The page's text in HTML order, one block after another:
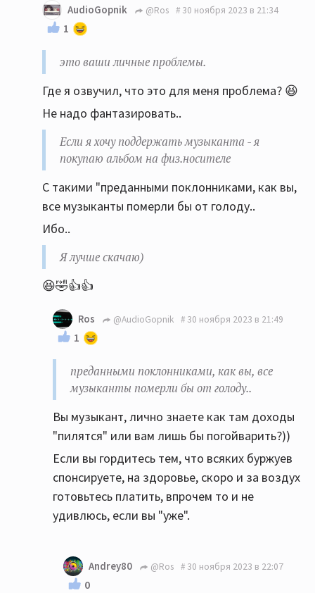
Действительно, зачем платить, когда можно
своровать??)))
Если нравится дяде-буржую платить денежку за
его услуги по предоставлению музыки, это ваши
личные проблемы.
Если я хочу поддержать музыканта - я покупаю
альбом на физ.носителе. ТОЛЬКО наличие
физической копии является подтверждением
того, что вы купили альбом (не читаем
маленькие буковки на обратной стороне
обложки про копирование только) а уж башлять
денюжки буржуям, за пользование их сервисом,
я не стану. Пусть без меня обогощаются. Я
лучше скачаю)
AudioGopnik @Ros 30 ноября 2023 в 21:34
1
это ваши личные проблемы.
Где я озвучил, что это для меня проблема? 😆
Не надо фантазировать..
Если я хочу поддержать музыканта - я
покупаю альбом на физ.носителе
С такими "преданными поклонниками, как вы,
все музыканты померли бы от голоду..
Ибо..
Я лучше скачаю)
😆🤣👍👍
Ros @AudioGopnik 30 ноября 2023 в 21:49
1
преданными поклонниками, как вы, все
музыканты померли бы от голоду..
Вы музыкант, лично знаете как там доходы
"пилятся" или вам лишь бы погойварить?))
Если вы гордитесь тем, что всяких буржуев
спонсируете, на здоровье, скоро и за воздух
готовьтесь платить, впрочем то и не
удивлюсь, если вы "уже".
Andrey80 @Ros 30 ноября 2023 в 22:07
0